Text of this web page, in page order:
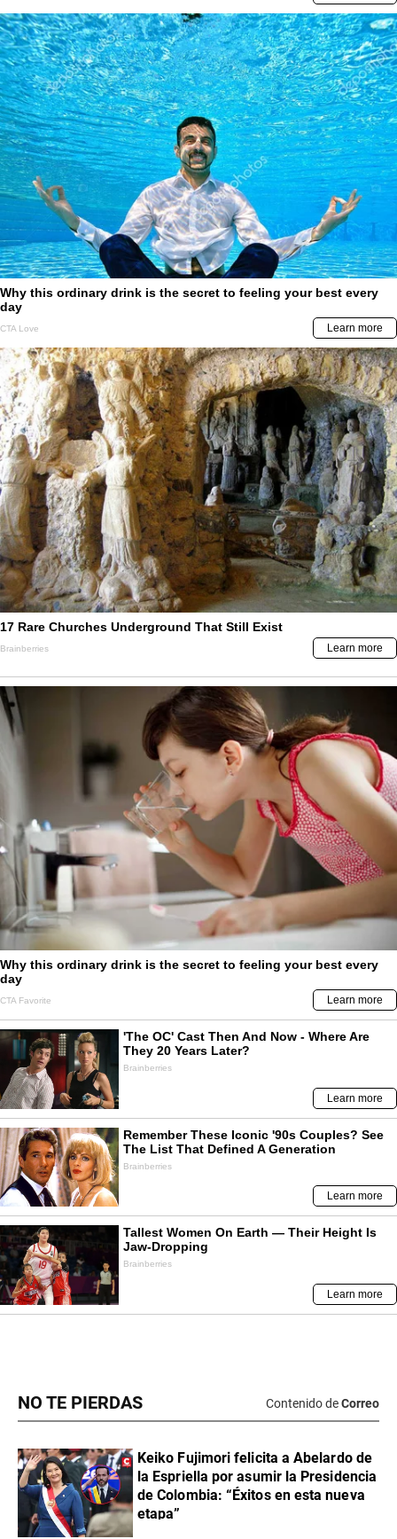
NO TE PIERDAS Contenido deCorreo
Keiko Fujimori felicita a Abelardo de
la Espriella por asumir la Presidencia
de Colombia: “Éxitos en esta nueva
etapa”